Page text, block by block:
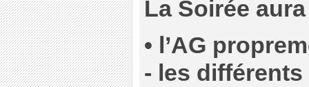
La Soirée
• l’AG
- les